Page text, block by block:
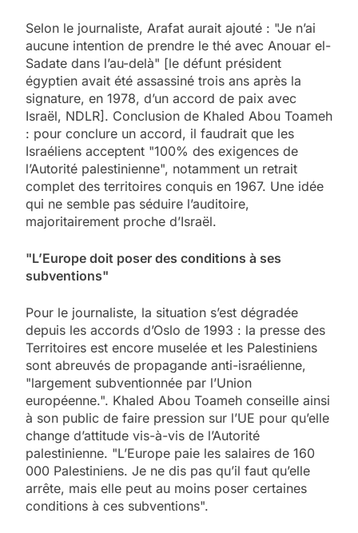
Selon le journaliste, Arafat aurait ajouté : "Je n’ai
aucune intention de prendre le thé avec Anouar el-
Sadate dans l’au-delà" [le défunt président
égyptien avait été assassiné trois ans après la
signature, en 1978, d’un accord de paix avec
Israël, NDLR]. Conclusion de Khaled Abou Toameh
: pour conclure un accord, il faudrait que les
Israéliens acceptent "100% des exigences de
l’Autorité palestinienne", notamment un retrait
complet des territoires conquis en 1967. Une idée
qui ne semble pas séduire l’auditoire,
majoritairement proche d’Israël.
"L’Europe doit poser des conditions à ses
subventions"
Pour le journaliste, la situation s’est dégradée
depuis les accords d’Oslo de 1993 : la presse des
Territoires est encore muselée et les Palestiniens
sont abreuvés de propagande anti-israélienne,
"largement subventionnée par l’Union
européenne.". Khaled Abou Toameh conseille ainsi
à son public de faire pression sur l’UE pour qu’elle
change d’attitude vis-à-vis de l’Autorité
palestinienne. "L’Europe paie les salaires de 160
000 Palestiniens. Je ne dis pas qu’il faut qu’elle
arrête, mais elle peut au moins poser certaines
conditions à ces subventions".